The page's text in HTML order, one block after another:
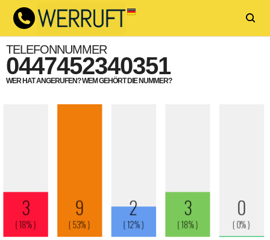
TELEFONNUMMER
0447452340351
WER HAT ANGERUFEN? WEM GEHÖRT DIE NUMMER?